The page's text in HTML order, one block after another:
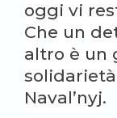
oggi vi
Che un
altro è un
Naval’nyj.